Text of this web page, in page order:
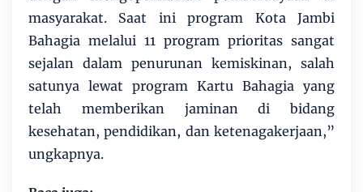
masyarakat. Saat ini program Kota Jambi
Bahagia melalui 11 program prioritas sangat
sejalan dalam penurunan kemiskinan, salah
satunya lewat program Kartu Bahagia yang
telah memberikan jaminan di bidang
kesehatan, pendidikan, dan ketenagakerjaan,”
ungkapnya.